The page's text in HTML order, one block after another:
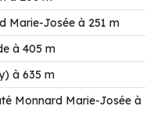
Marie-Josée à 251 m
à 405 m
à 635 m
Monnard Marie-Josée à